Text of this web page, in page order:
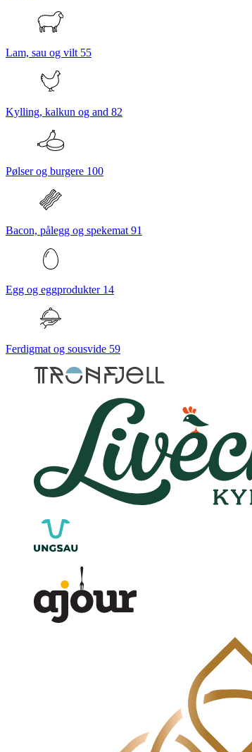
Lam, sau og vilt 55
Kylling, kalkun og and 82
Pølser og burgere 100
Bacon, pålegg og spekemat 91
Egg og eggprodukter 14
Ferdigmat og sousvide 59